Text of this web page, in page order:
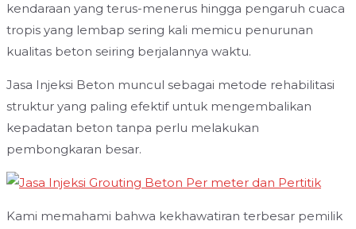
kendaraan yang terus-menerus hingga pengaruh cuaca
tropis yang lembap sering kali memicu penurunan
kualitas beton seiring berjalannya waktu.
Jasa Injeksi Beton muncul sebagai metode rehabilitasi
struktur yang paling efektif untuk mengembalikan
kepadatan beton tanpa perlu melakukan
pembongkaran besar.
Kami memahami bahwa kekhawatiran terbesar pemilik